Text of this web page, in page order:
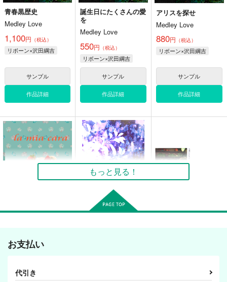
ドラゴンの美味しい調
理法短編集2
1,000円（税込）
ユーリ!!! on ICE
ヴィクトル×勝生勇利
サンプル
カート
ごとし
Medley Love
550円（税込）
ユーリ!!! on ICE
勝生勇利
火神大我
サンプル
カート
ドラゴンの美味しい調
理法短編集1
499円（税込）
ユーリ!!! on ICE
ヴィクトル×勝生勇利
サンプル
好きの反対は無関心で
す（新書版）
黒子と刀剣男士と時々
カート カート カート
青春黒歴史
Medley Love
1,100円 （税込）
リボーン×沢田綱吉
サンプル
作品詳細
誕生日にたくさんの愛
を
Medley Love
550円 （税込）
リボーン×沢田綱吉
サンプル
作品詳細
アリスを探せ
Medley Love
880円 （税込）
リボーン×沢田綱吉
サンプル
作品詳細
Medley Love
リボーン×沢田綱吉
もっと見る！
お支払い
代引き